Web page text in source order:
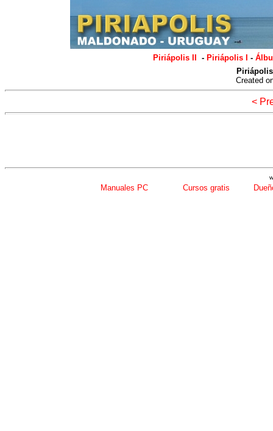
Piriápolis II - Piriápolis I -
Created
<
Manuales PC Cursos gratis